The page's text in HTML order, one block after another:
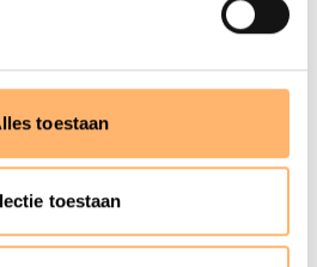
toestaan
toestaan